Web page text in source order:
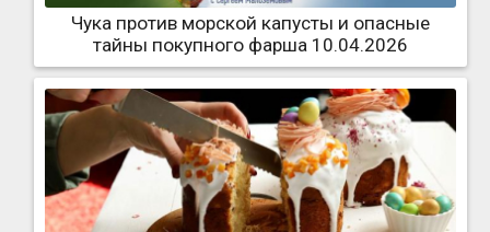
Чука против морской капусты и опасные
тайны покупного фарша 10.04.2026